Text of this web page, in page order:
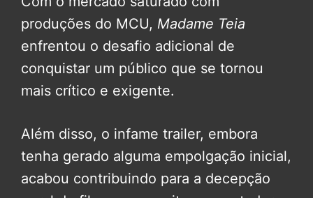
produções do MCU, Madame Teia
enfrentou o desafio adicional de
conquistar um público que se tornou
mais crítico e exigente.
Além disso, o infame trailer, embora
tenha gerado alguma empolgação inicial,
acabou contribuindo para a decepção